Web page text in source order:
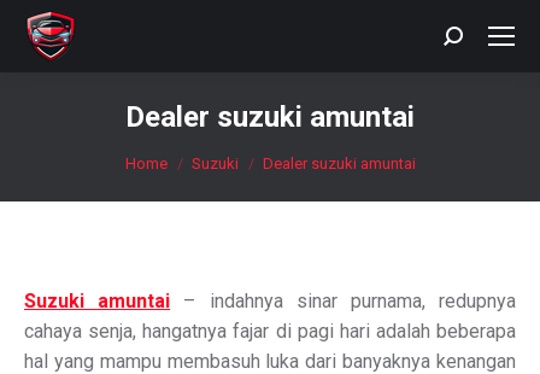
Search:
Dealer suzuki amuntai
You are here:
Home Suzuki Dealer suzuki amuntai
Suzuki amuntai – indahnya sinar purnama, redupnya
cahaya senja, hangatnya fajar di pagi hari adalah beberapa
hal yang mampu membasuh luka dari banyaknya kenangan